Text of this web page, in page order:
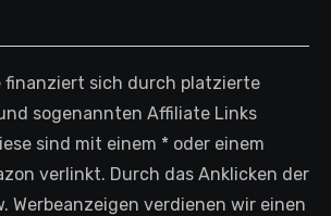
finanziert sich durch platzierte
sogenannten Affiliate Links
sind mit einem * oder einem
verlinkt. Durch das Anklicken der
Werbeanzeigen verdienen wir einen